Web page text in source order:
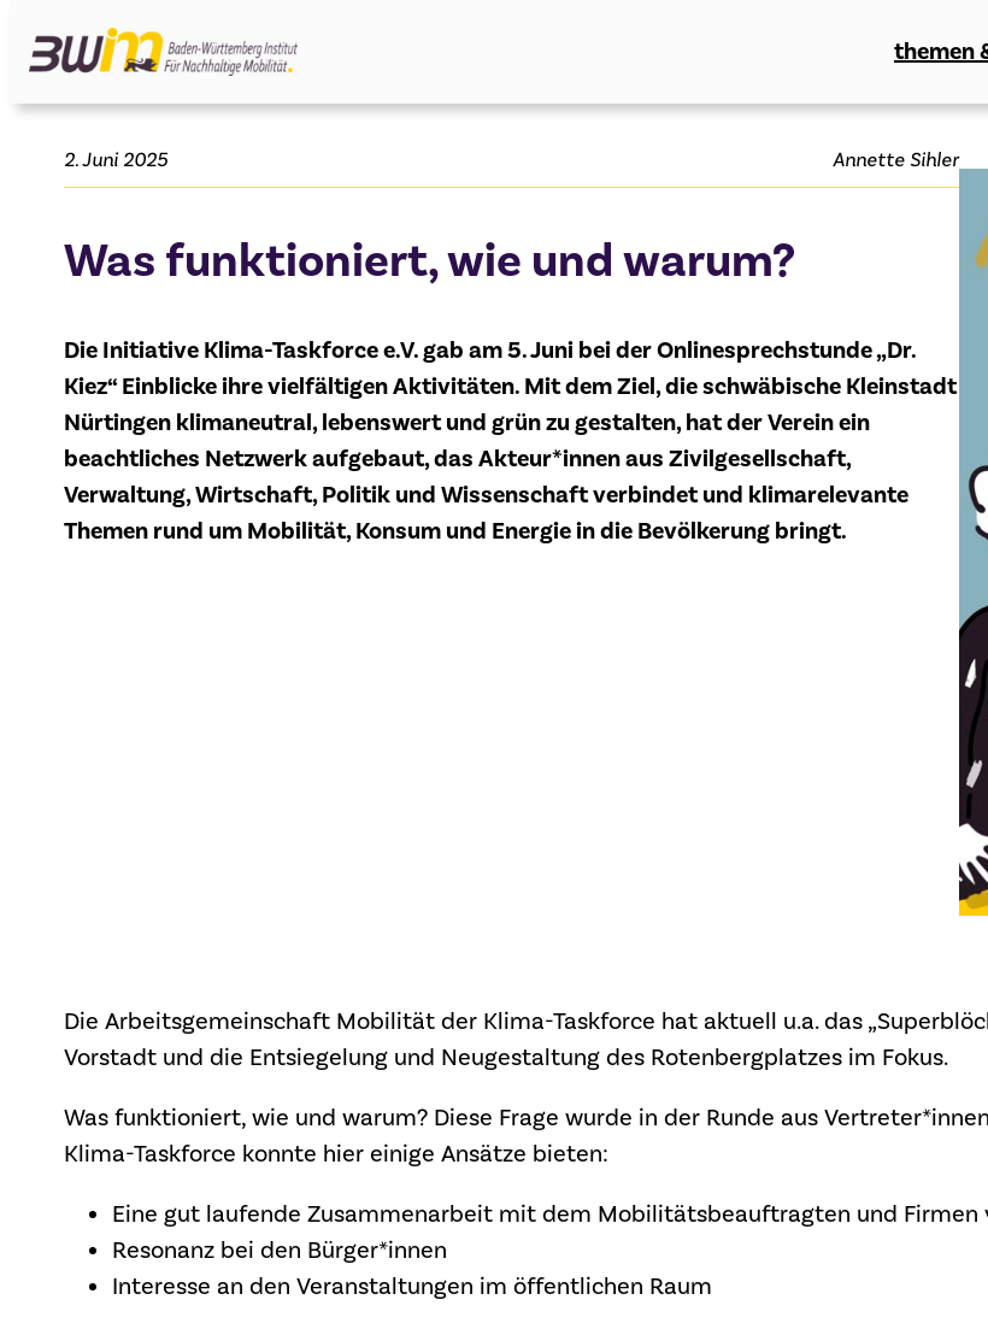
Inhalt
springen
themen
2. Juni 2025 Annette Sihler
Was funktioniert, wie und warum?
Die Initiative Klima-Taskforce e.V. gab am 5. Juni bei der Onlinesprechstunde „Dr.
Kiez“ Einblicke ihre vielfältigen Aktivitäten. Mit dem Ziel, die schwäbische Kleinstadt
Nürtingen klimaneutral, lebenswert und grün zu gestalten, hat der Verein ein
beachtliches Netzwerk aufgebaut, das Akteur*innen aus Zivilgesellschaft,
Verwaltung, Wirtschaft, Politik und Wissenschaft verbindet und klimarelevante
Themen rund um Mobilität, Konsum und Energie in die Bevölkerung bringt.
Die Arbeitsgemeinschaft Mobilität der Klima-Taskforce hat aktuell u.a. das
Vorstadt und die Entsiegelung und Neugestaltung des Rotenbergplatzes im Fokus.
Was funktioniert, wie und warum? Diese Frage wurde in der Runde aus
Klima-Taskforce konnte hier einige Ansätze bieten:
Eine gut laufende Zusammenarbeit mit dem Mobilitätsbeauftragten und Firmen
Resonanz bei den Bürger*innen
Interesse an den Veranstaltungen im öffentlichen Raum